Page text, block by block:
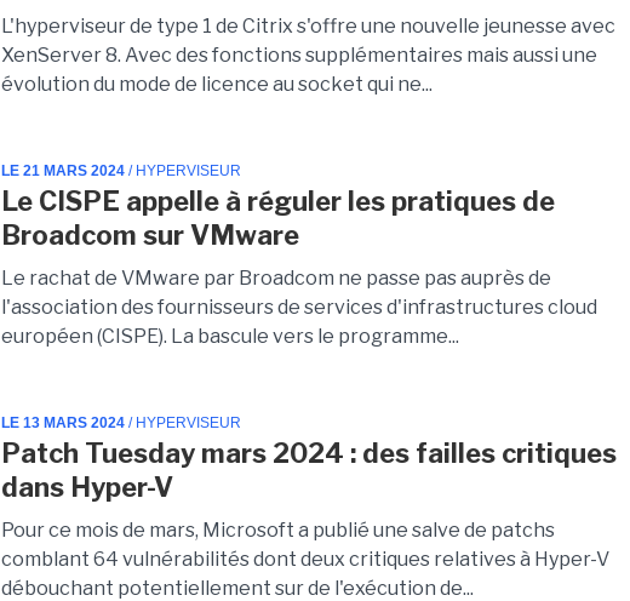
L'hyperviseur de type 1 de Citrix s'offre une nouvelle jeunesse avec
XenServer 8. Avec des fonctions supplémentaires mais aussi une
évolution du mode de licence au socket qui ne...
LE 21 MARS 2024 / HYPERVISEUR
Le CISPE appelle à réguler les pratiques de
Broadcom sur VMware
Le rachat de VMware par Broadcom ne passe pas auprès de
l'association des fournisseurs de services d'infrastructures cloud
européen (CISPE). La bascule vers le programme...
LE 13 MARS 2024 / HYPERVISEUR
Patch Tuesday mars 2024 : des failles critiques
dans Hyper-V
Pour ce mois de mars, Microsoft a publié une salve de patchs
comblant 64 vulnérabilités dont deux critiques relatives à Hyper-V
débouchant potentiellement sur de l'exécution de...